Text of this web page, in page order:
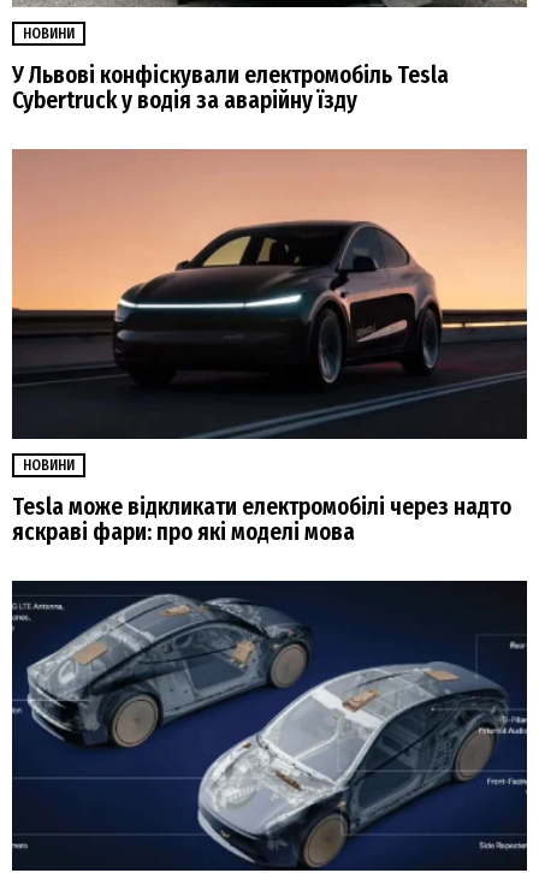
НОВИНИ
У Львові конфіскували електромобіль Tesla
Cybertruck у водія за аварійну їзду
НОВИНИ
Tesla може відкликати електромобілі через надто
яскраві фари: про які моделі мова